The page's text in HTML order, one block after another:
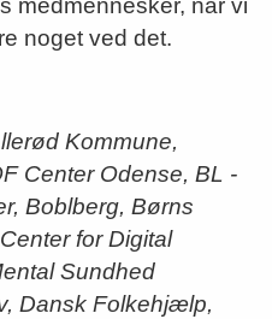
medmennesker, når vi
noget ved det.
Kommune,
Center Odense, BL -
Boblberg, Børns
for Digital
Sundhed
Dansk Folkehjælp,